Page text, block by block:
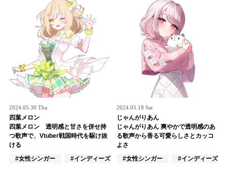
2024.05.30 Thu
四葉メロン
四葉メロン 透明感と甘さを併せ持
つ歌声で、Vtuber戦国時代を駆け抜
ける
#女性シンガー
#インディーズ #女性アイドル
2024.05.18 Sat
じゃんがりあん
じゃんがりあん 爽やかで透明感のあ
る歌声から香る可愛らしさとカッコ
よさ
#女性シンガー
#インディーズ